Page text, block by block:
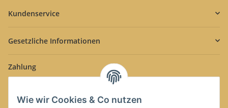
Wie wir Cookies & Co nutzen
Kundenservice
Gesetzliche Informationen
Zahlung